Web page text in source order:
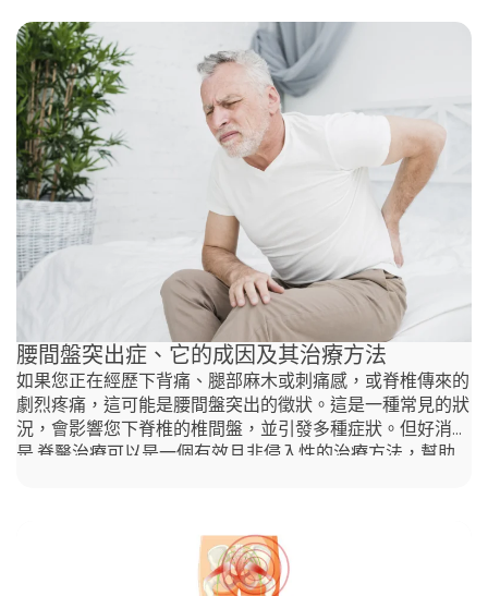
篇文章中，我們將探討衝擊波治療和脊椎治療如何幫助緩解
網球肘和一般的肘部疼痛，以及為什麼這些治療方法在香港
越來越普遍。 網球肘是什麼？ 網球肘是一種由於過度使用
或反覆的壓力，導致肘部外側的肌腱發炎的情況。網球肘可
以影響任何從事反覆運動、舉重或扭動動作的人。
腰間盤突出症、它的成因及其治療方法
如果您正在經歷下背痛、腿部麻木或刺痛感，或脊椎傳來的
劇烈疼痛，這可能是腰間盤突出的徵狀。這是一種常見的狀
況，會影響您下脊椎的椎間盤，並引發多種症狀。但好消息
是,脊醫治療可以是一個有效且非侵入性的治療方法，幫助
由24塊椎骨和23塊椎間盤組成，這些椎間盤在骨骼之間起
著緩衝作用。這些椎間盤由兩個部分構成：• 纖維環